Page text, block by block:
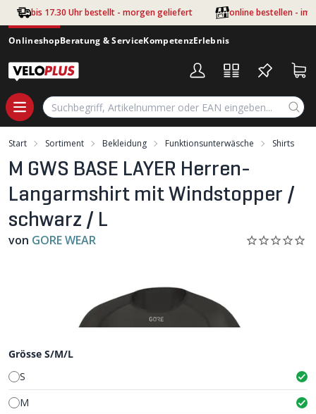
Zum Hauptinhalt springen
bis 17.30 Uhr bestellt - morgen geliefert online bestellen - im
OnlineshopBeratung & ServiceKompetenzErlebnis
Start Sortiment Bekleidung Funktionsunterwäsche Shirts
M GWS BASE LAYER Herren-
Langarmshirt mit Windstopper /
schwarz / L
von GORE WEAR
Grösse S/M/L
S
M